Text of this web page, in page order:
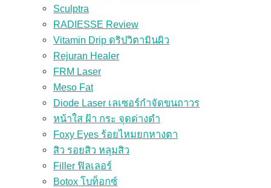
Sculptra
RADIESSE Review
Vitamin Drip ดริปวิตามินผิว
Rejuran Healer
FRM Laser
Meso Fat
Diode Laser เลเซอร์กำจัดขนถาวร
หน้าใส ฝ้า กระ จุดด่างดำ
Foxy Eyes ร้อยไหมยกหางตา
สิว รอยสิว หลุมสิว
Filler ฟิลเลอร์
Botox โบท็อกซ์